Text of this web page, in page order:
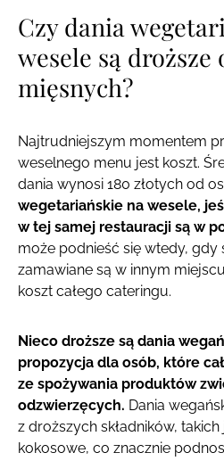
Czy dania
wesele są droższe
mięsnych?
Najtrudniejszym momentem
weselnego menu jest koszt.
dania wynosi 180 złotych od
wegetariańskie na wesele,
w tej samej restauracji są w
może podnieść się wtedy, gdy
zamawiane są w innym
koszt całego cateringu.
Nieco droższe są dania
propozycja dla osób, które
ze spożywania produktów
odzwierzęcych. Dania
z droższych składników,
kokosowe, co znacznie